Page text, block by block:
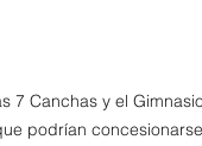
7 Canchas y el
podrían